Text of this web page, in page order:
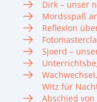
Dirk – unser
Mordsspaß
Reflexion
Sjoerd –
Witz für
Abschied